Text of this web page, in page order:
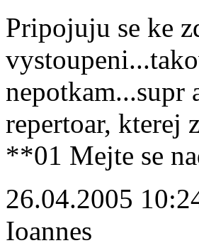
Pripojuju se ke
nepotkam...supr
repertoar, kterej
**01 Mejte se
26.04.2005
Ioannes